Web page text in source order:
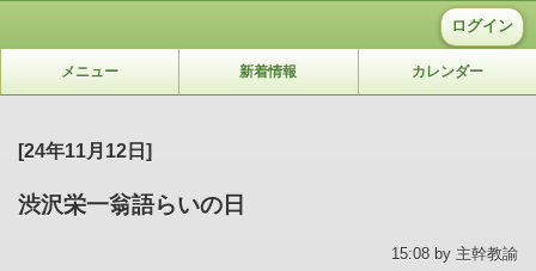
ログイン
メニュー 新着情報 カレンダー
[24年11月12日]
渋沢栄一翁語らいの日
15:08 by 主幹教諭